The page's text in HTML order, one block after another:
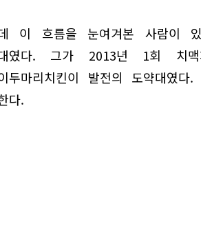
이 흐름을 눈여겨본 사람이 있
였다. 그가 2013년 1회 치맥
두마리치킨이 발전의 도약대였
다.